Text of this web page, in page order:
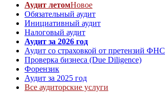
Аудит летомНовое
Обязательный аудит
Инициативный аудит
Налоговый аудит
Аудит за 2026 год
Аудит со страховкой от претензий ФНС
Проверка бизнеса (Due Diligence)
Форензик
Аудит за 2025 год
Все аудиторские услуги